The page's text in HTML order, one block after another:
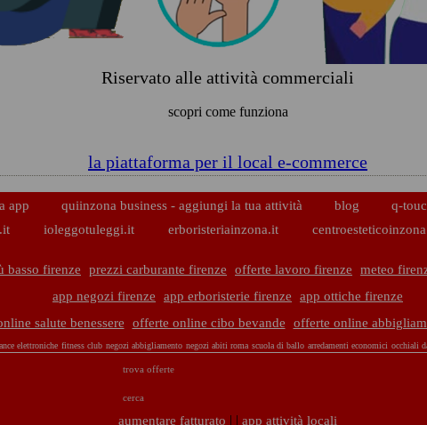
Riservato alle attività commerciali
scopri come funziona
la piattaforma per il local e-commerce
app quiinzona business - aggiungi la tua attività blog
q-
ioleggotuleggi.it erboristeriainzona.it
basso firenze prezzi carburante firenze offerte lavoro firenze meteo
app negozi firenze
app erboristerie firenze
app ottiche firenze
salute benessere
offerte online cibo bevande offerte online
elettroniche fitness club negozi abbigliamento negozi abiti roma scuola di ballo arredamenti economici occhiali
trova offerte
cerca
aumentare fatturato | | app attività locali